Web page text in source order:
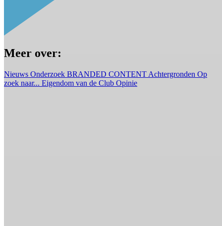
Meer over:
Nieuws Onderzoek BRANDED CONTENT Achtergronden Op
zoek naar... Eigendom van de Club Opinie